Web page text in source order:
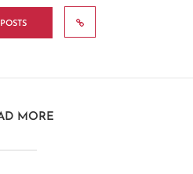
MORE